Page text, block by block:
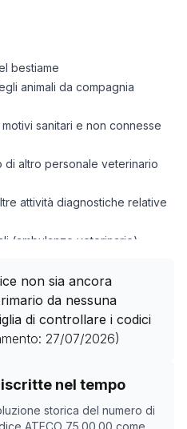
bestiame
animali da compagnia
sanitari e non connesse
di altro personale veterinario
attività diagnostiche relative
(ambulanze veterinarie)
non sia ancora
da nessuna
di controllare i codici
27/07/2026)
nel tempo
storica del numero di
ATECO 75.00.00 come
con codice ATECO
0